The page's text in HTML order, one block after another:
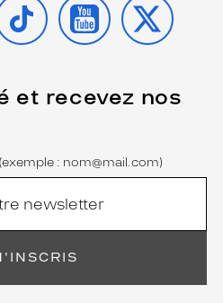
et recevez nos
(exemple : nom@mail.com)